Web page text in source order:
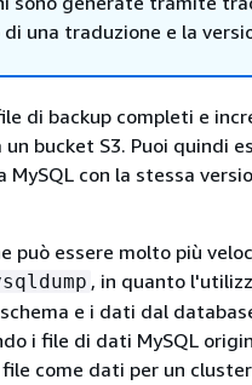
una traduzione e la
di backup completi e
un bucket S3. Puoi quindi
MySQL con la stessa
può essere molto più
, in quanto
e i dati dal
i file di dati MySQL
come dati per un